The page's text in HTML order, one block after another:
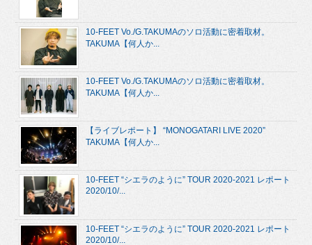
10-FEET Vo./G.TAKUMAのソロ活動に密着取材。
TAKUMA【何人か...
10-FEET Vo./G.TAKUMAのソロ活動に密着取材。
TAKUMA【何人か...
【ライブレポート】 “MONOGATARI LIVE 2020”
TAKUMA【何人か...
10-FEET “シエラのように” TOUR 2020-2021 レポート
2020/10/...
10-FEET “シエラのように” TOUR 2020-2021 レポート
2020/10/...